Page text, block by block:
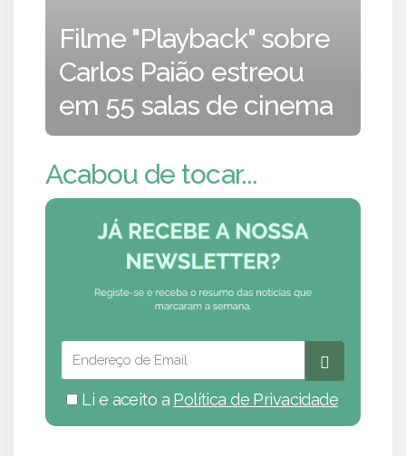
Filme "Playback" sobre
Carlos Paião estreou
em 55 salas de cinema
Acabou de tocar...
Li e aceito a Política de Privacidade